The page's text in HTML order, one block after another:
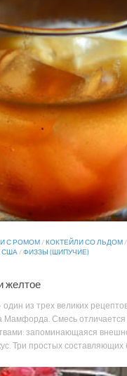
С РОМОМ/КОКТЕЙЛИ СО ЛЬДОМ/
США/ФИЗЗЫ (ШИПУЧИЕ)
желтое
из трех великих
Смесь отличается
запоминающаяся
Три простых составляющих